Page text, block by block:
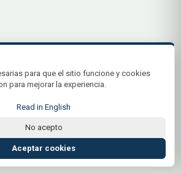
para que el sitio funcione y cookies
para mejorar la experiencia.
Read in English
No acepto
Aceptar cookies